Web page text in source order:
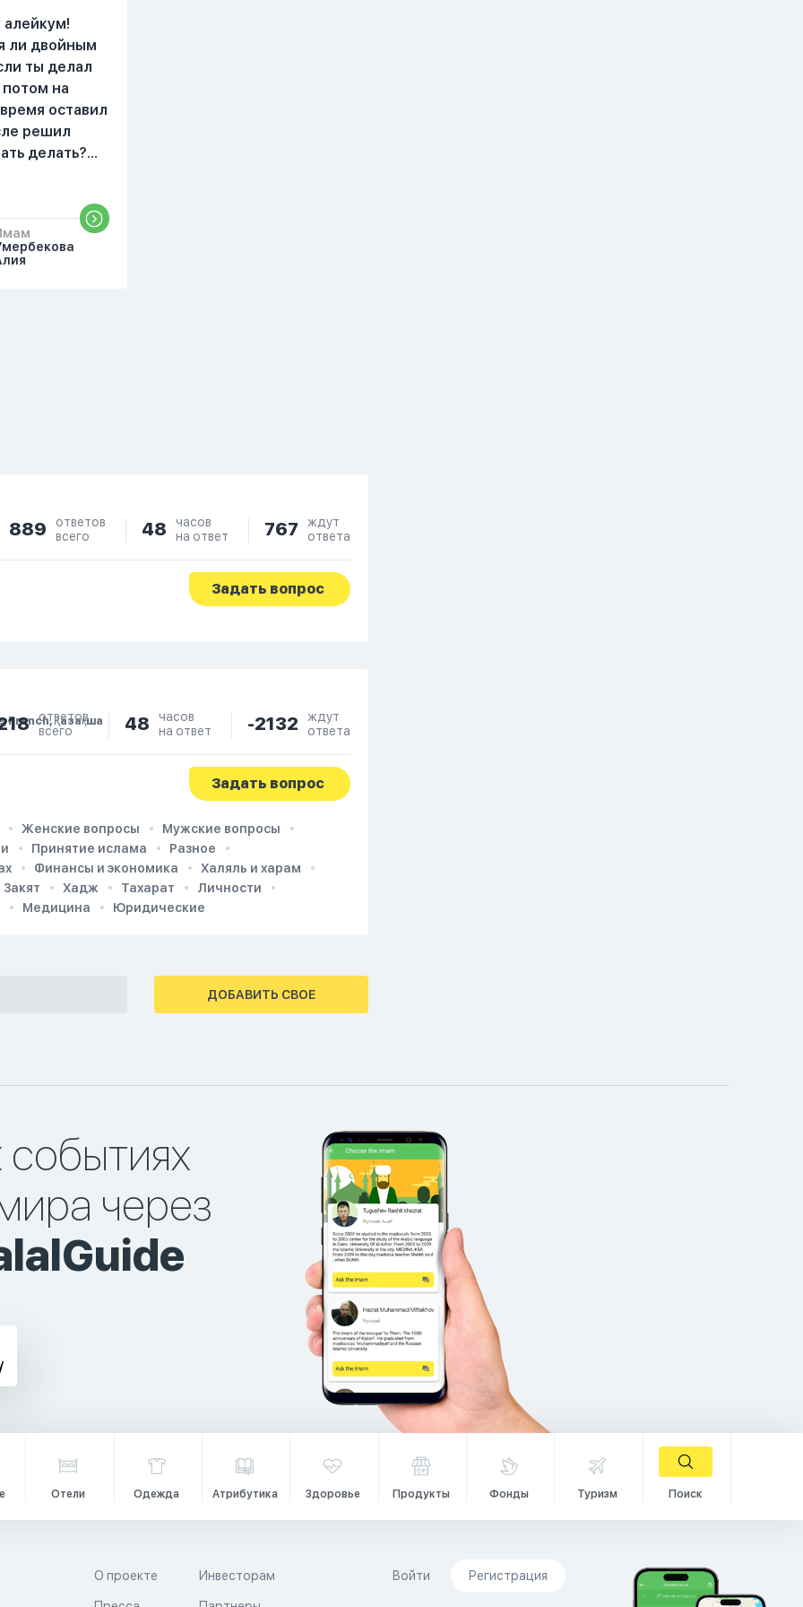
алейкум!
ли двойным
ты делал
потом на
оставил
решил
делать?
889
ответов
всего
48
часов
на ответ
767
ждут
ответа
Задать вопрос
French, Қазақша
ответов
всего
48
часов
на ответ
-2132
ждут
ответа
Задать вопрос
Женские вопросы
Мужские вопросы
Принятие ислама
Разное
Финансы и экономика
Халяль и харам
Закят Хадж Тахарат
Личности
Медицина Юридические
ДОБАВИТЬ СВОЕ
событиях
через
Отели Одежда Атрибутика Здоровье Продукты Фонды Туризм Поиск
О проекте Инвесторам Войти Регистрация